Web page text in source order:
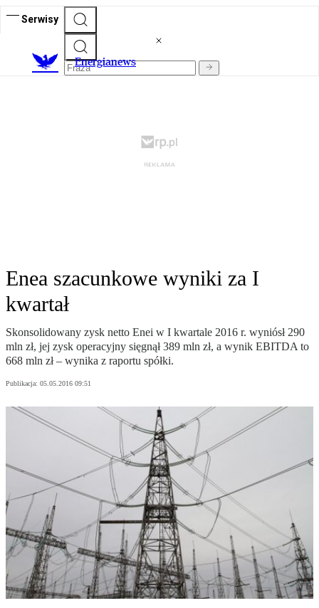
Serwisy
Energianews
Enea szacunkowe wyniki za I
kwartał
Skonsolidowany zysk netto Enei w I kwartale 2016 r. wyniósł 290
mln zł, jej zysk operacyjny sięgnął 389 mln zł, a wynik EBITDA to
668 mln zł – wynika z raportu spółki.
Publikacja: 05.05.2016 09:51